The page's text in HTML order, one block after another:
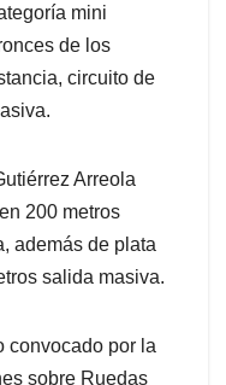
mini
de los
circuito de
Arreola
200 metros
además de plata
salida masiva.
convocado por la
sobre Ruedas